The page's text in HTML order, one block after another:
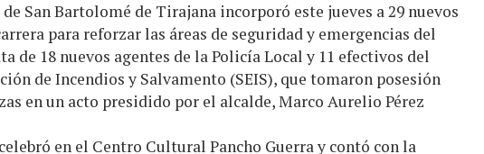
San Bartolomé de Tirajana incorporó este jueves a 29 nuevos
para reforzar las áreas de seguridad y emergencias del
de 18 nuevos agentes de la Policía Local y 11 efectivos del
de Incendios y Salvamento (SEIS), que tomaron posesión
en un acto presidido por el alcalde, Marco Aurelio Pérez
en el Centro Cultural Pancho Guerra y contó con la